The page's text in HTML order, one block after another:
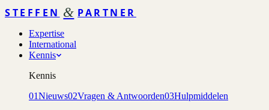
STEFFEN & PARTNER
Expertise
International
Kennis
Kennis
01Nieuws02Vragen & Antwoorden03Hulpmiddelen